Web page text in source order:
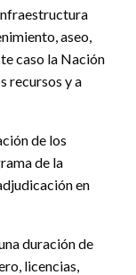
aseo,
caso la Nación
recursos y a
de los
de la
en
duración de
licencias,